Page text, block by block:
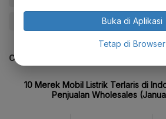
CEK JUGA DATA INI
Buka di Aplikasi
Tetap di Browser